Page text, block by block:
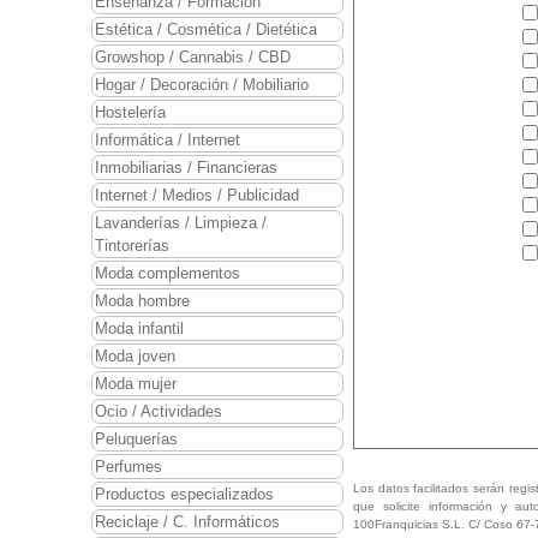
Estética / Cosmética / Dietética
Growshop / Cannabis / CBD
Hogar / Decoración / Mobiliario
Hostelería
Informática / Internet
Inmobiliarias / Financieras
Internet / Medios / Publicidad
Lavanderías / Limpieza /
Tintorerías
Moda complementos
Moda hombre
Moda infantil
Moda joven
Moda mujer
Ocio / Actividades
Peluquerías
Perfumes
Productos especializados
Reciclaje / C. Informáticos
le ofrece la
Alimentación Biológica.
Nuestro éxito se
planificación
tiene en cuenta que
Sin duda, estos
Si usted es una
consolidar el objetivo
nuestros datos
Aportamos un
aportamos todo lo
Rótulos, Equipo
estipulados por la
Los datos facilitados serán
que solicite información y
100Franquicias S.L. C/ Coso 67-